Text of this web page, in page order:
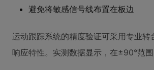
避免将敏感信号线布置在板边
运动跟踪系统的精度验证可采用专业
响应特性。实测数据显示，在±90°范